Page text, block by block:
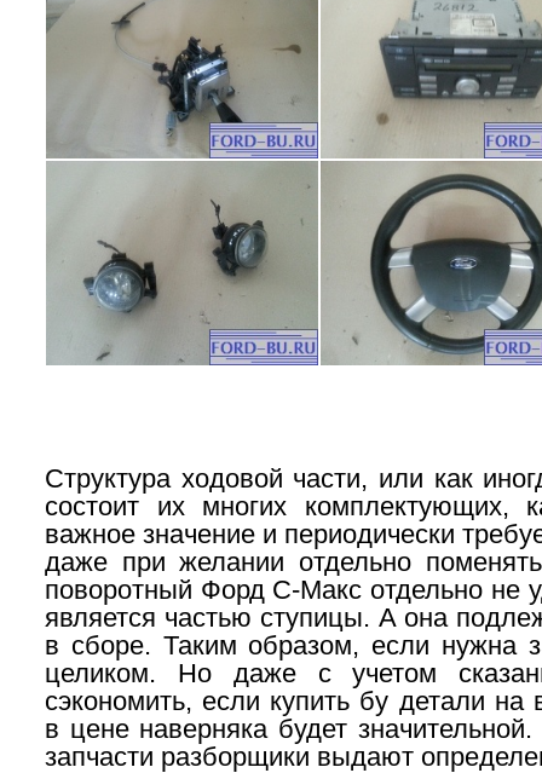
Структура ходовой части, или как
состоит их многих комплектующих,
важное значение и периодически
даже при желании отдельно
поворотный Форд С-Макс отдельно не
является частью ступицы. А она
в сборе. Таким образом, если нужна
целиком. Но даже с учетом
сэкономить, если купить бу детали
в цене наверняка будет
запчасти разборщики выдают